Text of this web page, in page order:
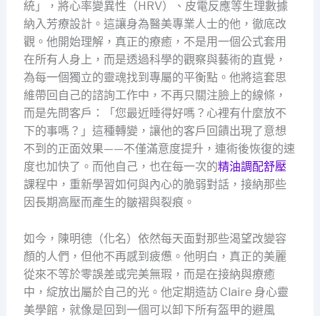
統」，將心率變異性（HRV）、皮電反應等生理數據
納入芳療設計。這讓身為醫美專業人士的他，徹底改
觀。他開始理解，真正的療癒，不是用一個公式套用
在所有人身上，而是透過科學的觀察與藝術的直覺，
為每一個獨立的靈魂找到專屬的平衡點。他將這套思
維帶回自己的諮詢工作中，不再只關注臉上的線條，
而是先問客戶：「您最近睡得好嗎？心裡有什麼放不
下的事嗎？」這種轉變，讓他的客戶回饋出現了意想
不到的正面效果——不僅滿意度提升，連術後恢復的速
度也加快了。而他自己，也在每一次的精油調配舒壓
課程中，重新學習如何與內心的脆弱對話，接納那些
因長期高壓而產生的皺褶與裂痕。
如今，陳明德（化名）依然每天面對那些渴望改變容
顏的人們，但他不再感到疲憊。他明白，真正的美麗
從來不等於零誤差或完美無瑕，而是在接納與療癒
中，綻放出屬於自己的光。他定期造訪 Claire 身心靈
美學館，就像是回到一個可以卸下所有盔甲的避風